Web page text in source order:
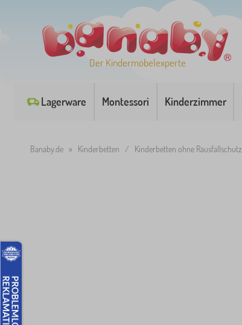
Der Kindermöbelexperte
Lagerware Montessori Kinderzimmer
Banaby.de » Kinderbetten / Kinderbetten ohne Rausfallschutz